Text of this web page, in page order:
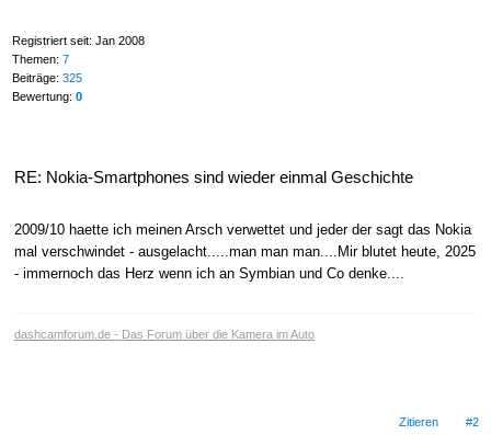
Registriert seit: Jan 2008
Themen: 7
Beiträge: 325
Bewertung: 0
RE: Nokia-Smartphones sind wieder einmal Geschichte
2009/10 haette ich meinen Arsch verwettet und jeder der sagt das Nokia
mal verschwindet - ausgelacht.....man man man....Mir blutet heute, 2025
- immernoch das Herz wenn ich an Symbian und Co denke....
dashcamforum.de - Das Forum über die Kamera im Auto
Zitieren #2